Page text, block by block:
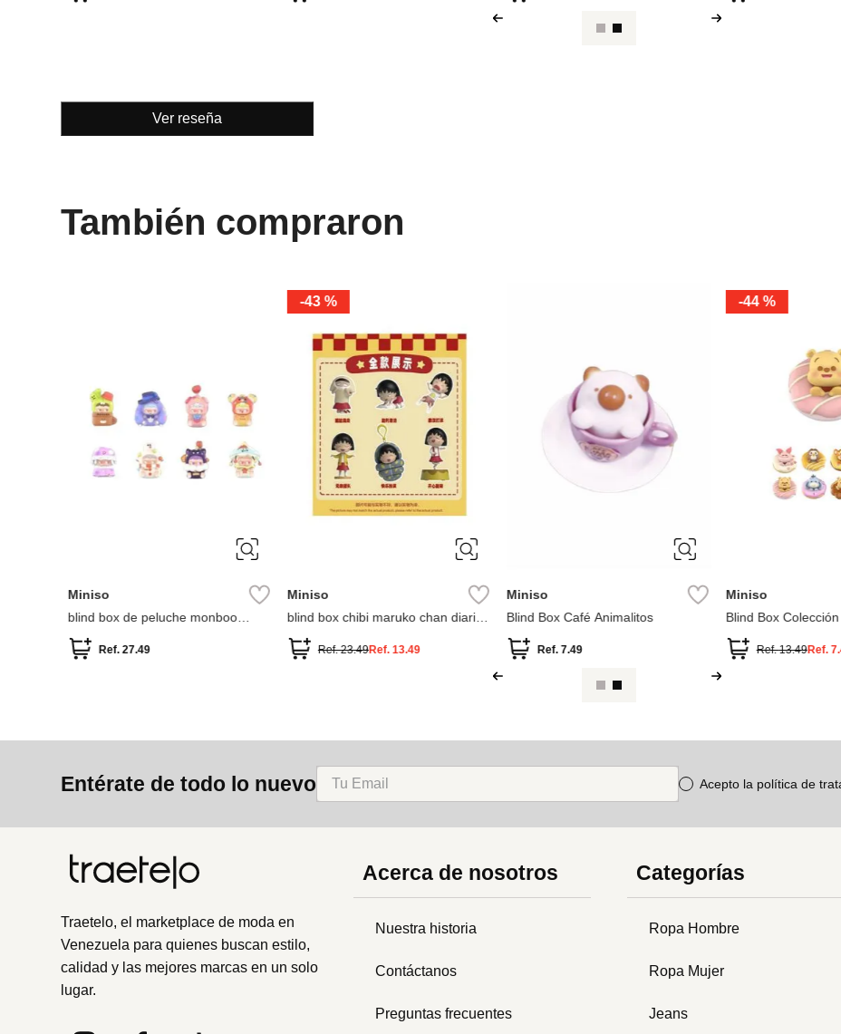
Ver reseña
También compraron
Miniso
blind box de peluche monboo
Ref.27.49
-43 %
Miniso
blind box chibi maruko chan diaria
Ref.23.49Ref. 13.49
Miniso
Blind Box Café Animalitos
Ref. 7.49
-44 %
Miniso
Blind Box
Ref.13.49Ref.
Entérate de todo lo nuevo Acepto la política de
Traetelo, el marketplace de moda en
Venezuela para quienes buscan estilo,
calidad y las mejores marcas en un solo
lugar.
Acerca de nosotros
Nuestra historia
Contáctanos
Preguntas frecuentes
Categorías
Ropa Hombre
Ropa Mujer
Jeans